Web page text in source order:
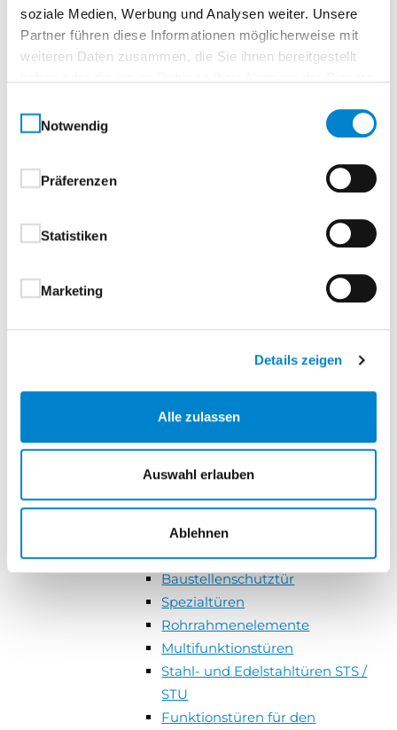
soziale Medien, Werbung und Analysen weiter. Unsere
Partner führen diese Informationen möglicherweise mit
weiteren Daten zusammen, die Sie ihnen bereitgestellt
Notwendig
Präferenzen
Statistiken
Marketing
Details zeigen
Alle zulassen
Auswahl erlauben
Ablehnen
Falttore und Schiebetore
Falttore
Mechanische und hydraulische
Einfahrhilfen, Radblockierungen
Anfahrpuffer, Montageplatten
Ladeklappen
Sicherheitssperren
Schranken
Parkraum-Management-
Einfahrtstore
Türen und Zargen für den Objektbau
Zargen und Durchblickfenster
Baustellenschutztür
Spezialtüren
Rohrrahmenelemente
Multifunktionstüren
Stahl- und Edelstahltüren STS /
STU
Funktionstüren für den